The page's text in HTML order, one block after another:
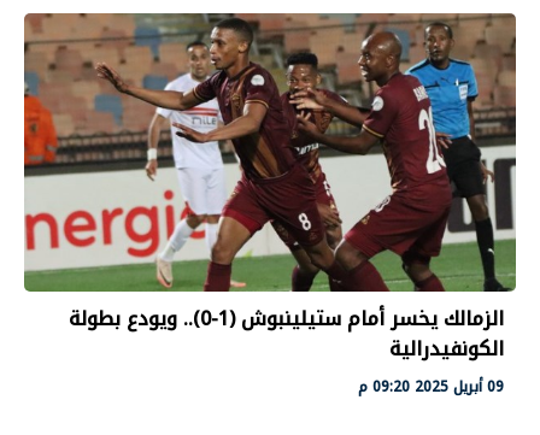
الزمالك يخسر أمام ستيلينبوش (1-0).. ويودع بطولة
الكونفيدرالية
09 أبريل 2025 09:20 م